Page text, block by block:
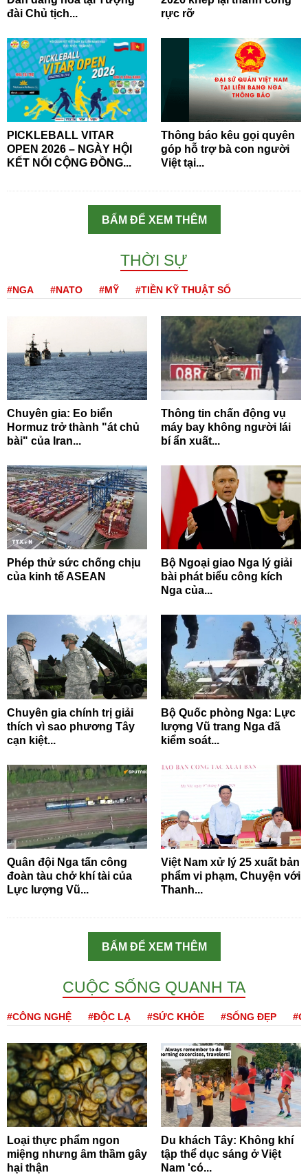
đài Chủ tịch...
rực rỡ
PICKLEBALL VITAR
OPEN 2026 – NGÀY HỘI
KẾT NỐI CỘNG ĐỒNG...
Thông báo kêu gọi quyên
góp hỗ trợ bà con người
Việt tại...
BẤM ĐỂ XEM THÊM
THỜI SỰ
#NGA #NATO #MỸ #TIỀN KỸ THUẬT SỐ
Chuyên gia: Eo biển
Hormuz trở thành "át chủ
bài" của Iran...
Thông tin chấn động vụ
máy bay không người lái
bí ẩn xuất...
Phép thử sức chống chịu
của kinh tế ASEAN
Bộ Ngoại giao Nga lý giải
bài phát biểu công kích
Nga của...
Chuyên gia chính trị giải
thích vì sao phương Tây
cạn kiệt...
Bộ Quốc phòng Nga: Lực
lượng Vũ trang Nga đã
kiểm soát...
Quân đội Nga tấn công
đoàn tàu chở khí tài của
Lực lượng Vũ...
Việt Nam xử lý 25 xuất bản
phẩm vi phạm, Chuyện với
Thanh...
BẤM ĐỂ XEM THÊM
CUỘC SỐNG QUANH TA
#CÔNG NGHỆ #ĐỘC LẠ #SỨC KHỎE #SỐNG ĐẸP
Loại thực phẩm ngon
miệng nhưng âm thầm gây
hại thận
Du khách Tây: Không khí
tập thể dục sáng ở Việt
Nam 'có...